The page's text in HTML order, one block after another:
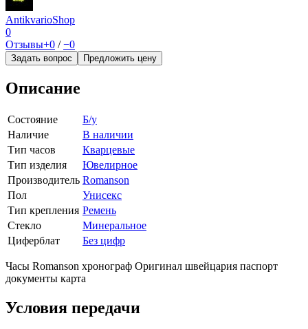
AntikvarioShop
0
Отзывы+0 /−0
Задать вопрос Предложить цену
Описание
Состояние
Б/у
Наличие
В наличии
Тип часов
Кварцевые
Тип изделия
Ювелирное
Производитель Romanson
Пол
Унисекс
Тип крепления Ремень
Стекло
Минеральное
Циферблат
Без цифр
Часы Romanson хронограф Оригинал швейцария паспорт
документы карта
Условия передачи